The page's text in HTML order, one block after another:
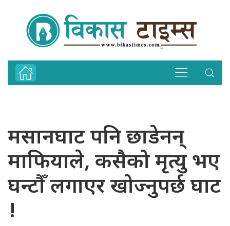
मसानघाट पनि छाडेनन्
माफियाले, कसैको मृत्यु भए
घन्टाैँ लगाएर खोज्नुपर्छ घाट
!